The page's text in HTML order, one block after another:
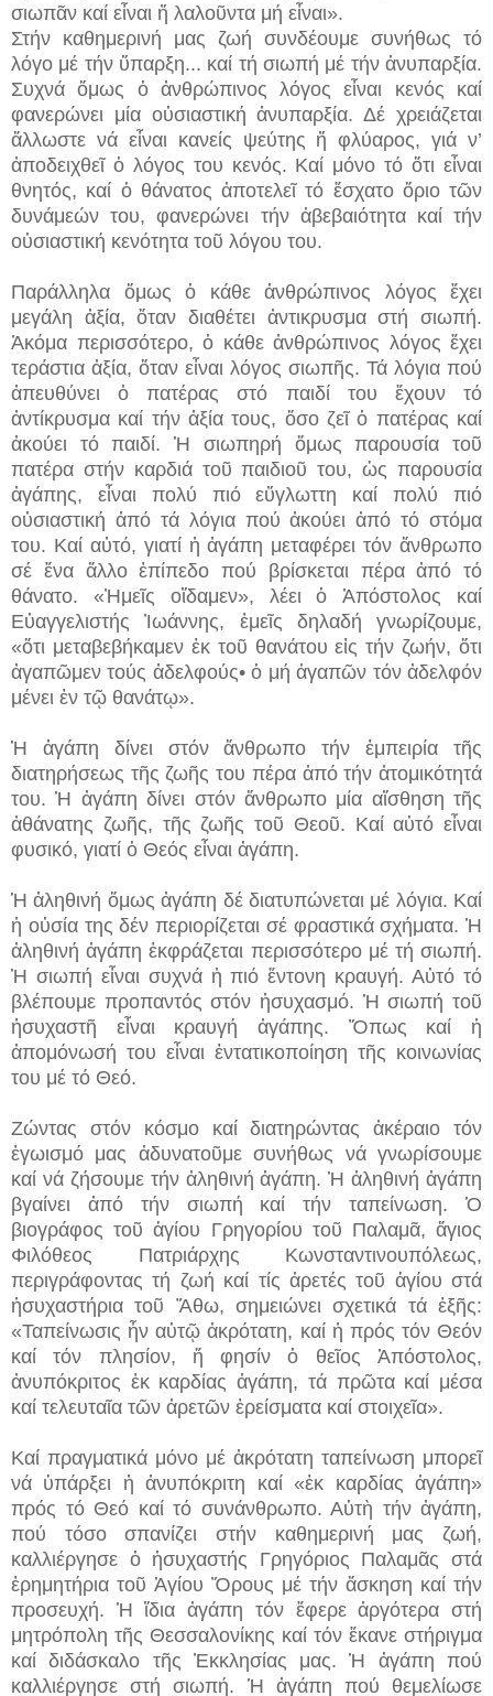
σιωπᾶν καί εἶναι ἤ λαλοῦντα μή εἶναι».
Στήν καθημερινή μας ζωή συνδέουμε συνήθως τό
λόγο μέ τήν ὕπαρξη... καί τή σιωπή μέ τήν ἀνυπαρξία.
Συχνά ὅμως ὁ ἀνθρώπινος λόγος εἶναι κενός καί
φανερώνει μία οὐσιαστική ἀνυπαρξία. Δέ χρειάζεται
ἄλλωστε νά εἶναι κανείς ψεύτης ἤ φλύαρος, γιά ν’
ἀποδειχθεῖ ὁ λόγος του κενός. Καί μόνο τό ὅτι εἶναι
θνητός, καί ὁ θάνατος ἀποτελεῖ τό ἔσχατο ὅριο τῶν
δυνάμεών του, φανερώνει τήν ἀβεβαιότητα καί τήν
οὐσιαστική κενότητα τοῦ λόγου του.
Παράλληλα ὅμως ὁ κάθε ἀνθρώπινος λόγος ἔχει
μεγάλη ἀξία, ὅταν διαθέτει ἀντικρυσμα στή σιωπή.
Ἀκόμα περισσότερο, ὁ κάθε ἀνθρώπινος λόγος ἔχει
τεράστια ἀξία, ὅταν εἶναι λόγος σιωπῆς. Τά λόγια πού
ἀπευθύνει ὁ πατέρας στό παιδί του ἔχουν τό
ἀντίκρυσμα καί τήν ἀξία τους, ὅσο ζεῖ ὁ πατέρας καί
ἀκούει τό παιδί. Ἡ σιωπηρή ὅμως παρουσία τοῦ
πατέρα στήν καρδιά τοῦ παιδιοῦ του, ὡς παρουσία
ἀγάπης, εἶναι πολύ πιό εὔγλωττη καί πολύ πιό
οὐσιαστική ἀπό τά λόγια πού ἀκούει ἀπό τό στόμα
του. Καί αὐτό, γιατί ἡ ἀγάπη μεταφέρει τόν ἄνθρωπο
σέ ἕνα ἄλλο ἐπίπεδο πού βρίσκεται πέρα ἀπό τό
θάνατο. «Ἠμεῖς οἴδαμεν», λέει ὁ Ἀπόστολος καί
Εὐαγγελιστής Ἰωάννης, ἐμεῖς δηλαδή γνωρίζουμε,
«ὅτι μεταβεβήκαμεν ἐκ τοῦ θανάτου εἰς τήν ζωήν, ὅτι
ἀγαπῶμεν τούς ἀδελφούς• ὁ μή ἀγαπῶν τόν ἀδελφόν
μένει ἐν τῷ θανάτῳ».
Ἡ ἀγάπη δίνει στόν ἄνθρωπο τήν ἐμπειρία τῆς
διατηρήσεως τῆς ζωῆς του πέρα ἀπό τήν ἀτομικότητά
του. Ἡ ἀγάπη δίνει στόν ἄνθρωπο μία αἴσθηση τῆς
ἀθάνατης ζωῆς, τῆς ζωῆς τοῦ Θεοῦ. Καί αὐτό εἶναι
φυσικό, γιατί ὁ Θεός εἶναι ἀγάπη.
Ἡ ἀληθινή ὅμως ἀγάπη δέ διατυπώνεται μέ λόγια. Καί
ἡ οὐσία της δέν περιορίζεται σέ φραστικά σχήματα. Ἡ
ἀληθινή ἀγάπη ἐκφράζεται περισσότερο μέ τή σιωπή.
Ἡ σιωπή εἶναι συχνά ἡ πιό ἔντονη κραυγή. Αὐτό τό
βλέπουμε προπαντός στόν ἡσυχασμό. Ἡ σιωπή τοῦ
ἡσυχαστῆ εἶναι κραυγή ἀγάπης. Ὅπως καί ἡ
ἀπομόνωσή του εἶναι ἐντατικοποίηση τῆς κοινωνίας
του μέ τό Θεό.
Ζώντας στόν κόσμο καί διατηρώντας ἀκέραιο τόν
ἐγωισμό μας ἀδυνατοῦμε συνήθως νά γνωρίσουμε
καί νά ζήσουμε τήν ἀληθινή ἀγάπη. Ἡ ἀληθινή ἀγάπη
βγαίνει ἀπό τήν σιωπή καί τήν ταπείνωση. Ὁ
βιογράφος τοῦ ἁγίου Γρηγορίου τοῦ Παλαμᾶ, ἅγιος
Φιλόθεος Πατριάρχης Κωνσταντινουπόλεως,
περιγράφοντας τή ζωή καί τίς ἀρετές τοῦ ἁγίου στά
ἡσυχαστήρια τοῦ Ἄθω, σημειώνει σχετικά τά ἑξῆς:
«Ταπείνωσις ἦν αὐτῷ ἀκρότατη, καί ἡ πρός τόν Θεόν
καί τόν πλησίον, ἥ φησίν ὁ θεῖος Ἀπόστολος,
ἀνυπόκριτος ἐκ καρδίας ἀγάπη, τά πρῶτα καί μέσα
καί τελευταῖα τῶν ἀρετῶν ἐρείσματα καί στοιχεῖα».
Καί πραγματικά μόνο μέ ἀκρότατη ταπείνωση μπορεῖ
νά ὑπάρξει ἡ ἀνυπόκριτη καί «ἐκ καρδίας ἀγάπη»
πρός τό Θεό καί τό συνάνθρωπο. Αὐτὴ τήν ἀγάπη,
πού τόσο σπανίζει στήν καθημερινή μας ζωή,
καλλιέργησε ὁ ἡσυχαστής Γρηγόριος Παλαμᾶς στά
ἐρημητήρια τοῦ Ἁγίου Ὅρους μέ τήν ἄσκηση καί τήν
προσευχή. Ἡ ἴδια ἀγάπη τόν ἔφερε ἀργότερα στή
μητρόπολη τῆς Θεσσαλονίκης καί τόν ἔκανε στήριγμα
καί διδάσκαλο τῆς Ἐκκλησίας μας. Ἡ ἀγάπη πού
καλλιέργησε στή σιωπή. Ἡ ἀγάπη πού θεμελίωσε